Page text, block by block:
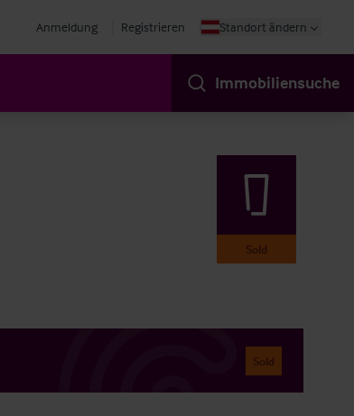
Anmeldung Registrieren Standort ändern
Immobiliensuche
Sold
Sold